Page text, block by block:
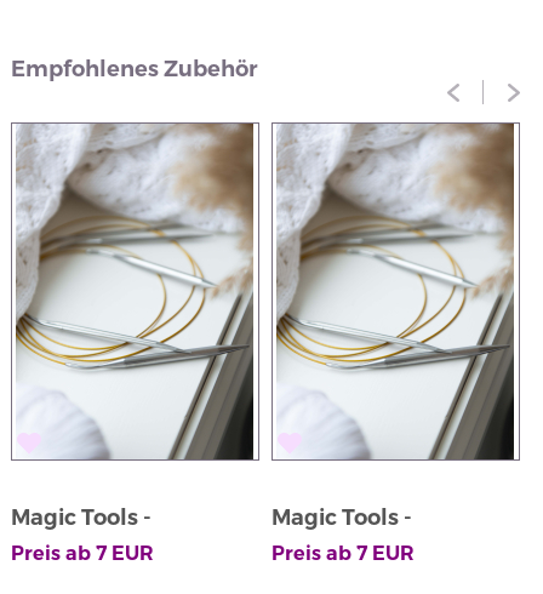
Empfohlenes Zubehör
Magic Tools -
Rundpinner Stainless
Preis ab 7EUR
Magic Tools -
Rundpinner Stainless
Preis ab 7EUR